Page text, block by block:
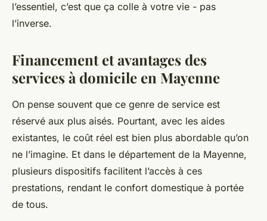
l’essentiel, c’est que ça colle à votre vie - pas
l’inverse.
Financement et avantages des
services à domicile en Mayenne
On pense souvent que ce genre de service est
réservé aux plus aisés. Pourtant, avec les aides
existantes, le coût réel est bien plus abordable qu’on
ne l’imagine. Et dans le département de la Mayenne,
plusieurs dispositifs facilitent l’accès à ces
prestations, rendant le confort domestique à portée
de tous.